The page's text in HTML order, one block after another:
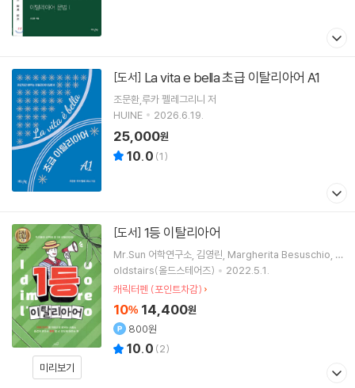
[도서] La vita e bella 초급 이탈리아어 A1
조문환,루카 펠레그리니 저
HUINE
2026.6.19.
25,000원
10.0 (1)
미리보기
[도서] 1등 이탈리아어
Mr.Sun 어학연구소 김영린 Margherita Besuschio
이용주(Gabriella Lee)저
oldstairs(올드스테어즈)
2022.5.1.
캐릭터펜 (포인트차감)
10% 14,400원
800원
10.0 (2)